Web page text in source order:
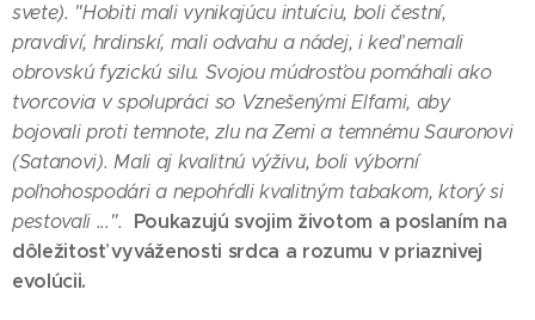
svete). "Hobiti mali vynikajúcu intuíciu, boli čestní,
pravdiví, hrdinskí, mali odvahu a nádej, i keď nemali
obrovskú fyzickú silu. Svojou múdrosťou pomáhali ako
tvorcovia v spolupráci so Vznešenými Elfami, aby
bojovali proti temnote, zlu na Zemi a temnému Sauronovi
(Satanovi). Mali aj kvalitnú výživu, boli výborní
poľnohospodári a nepohŕdli kvalitným tabakom, ktorý si
pestovali ...".
Poukazujú svojim životom a poslaním na
dôležitosť vyváženosti srdca a rozumu v priaznivej
evolúcii.